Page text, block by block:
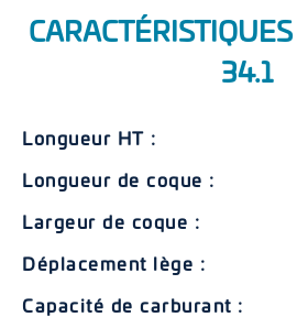
34.1
Longueur HT :
Longueur de coque :
Largeur de coque :
Déplacement lège :
Capacité de carburant :